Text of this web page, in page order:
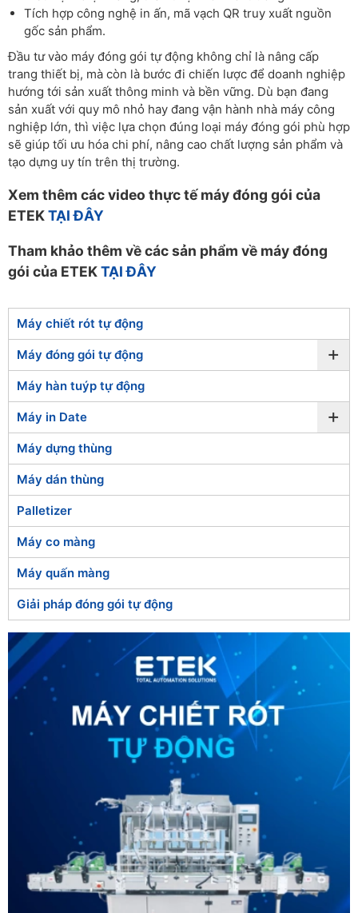
Tích hợp công nghệ in ấn, mã vạch QR truy xuất nguồn
gốc sản phẩm.
Đầu tư vào máy đóng gói tự động không chỉ là nâng cấp
trang thiết bị, mà còn là bước đi chiến lược để doanh nghiệp
hướng tới sản xuất thông minh và bền vững. Dù bạn đang
sản xuất với quy mô nhỏ hay đang vận hành nhà máy công
nghiệp lớn, thì việc lựa chọn đúng loại máy đóng gói phù hợp
sẽ giúp tối ưu hóa chi phí, nâng cao chất lượng sản phẩm và
tạo dựng uy tín trên thị trường.
Xem thêm các video thực tế máy đóng gói của
ETEKTẠI ĐÂY
Tham khảo thêm về các sản phẩm về máy đóng
gói của ETEKTẠI ĐÂY
Máy chiết rót tự động
Máy đóng gói tự động +
Máy hàn tuýp tự động
Máy in Date +
Máy dựng thùng
Máy dán thùng
Palletizer
Máy co màng
Máy quấn màng
Giải pháp đóng gói tự động